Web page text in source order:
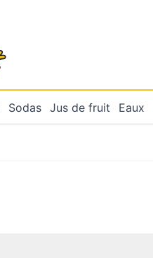
Sodas Jus de fruit Eaux